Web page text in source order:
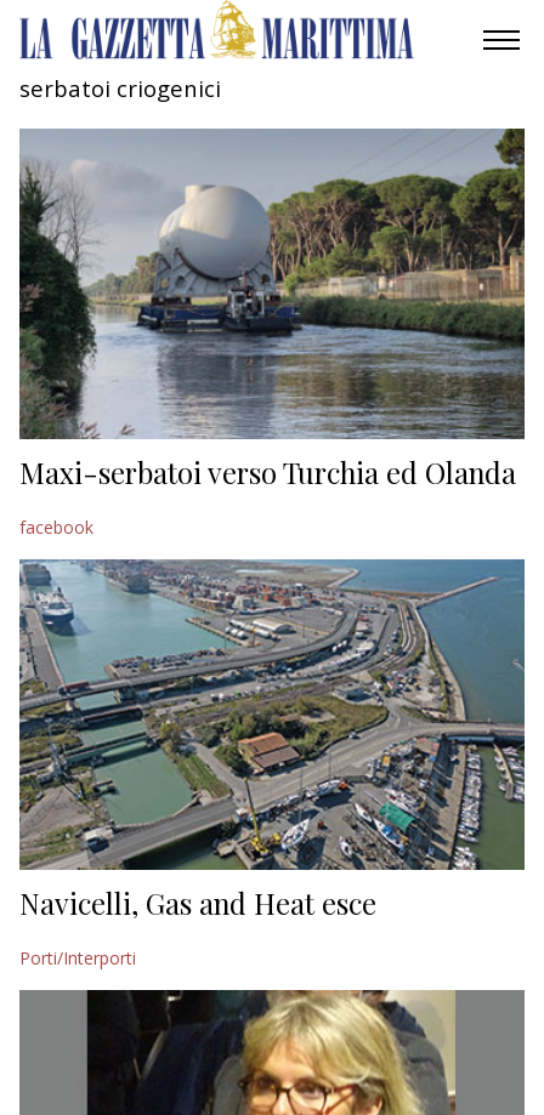
MOBILITÀ
INDUSTRIA
RICERCA
ECONOMIA
TURISMO
CULTURA
NAUTICA
EDITORIALI
serbatoi criogenici
Maxi-serbatoi verso Turchia ed Olanda
facebook
Navicelli, Gas and Heat esce
Porti/Interporti